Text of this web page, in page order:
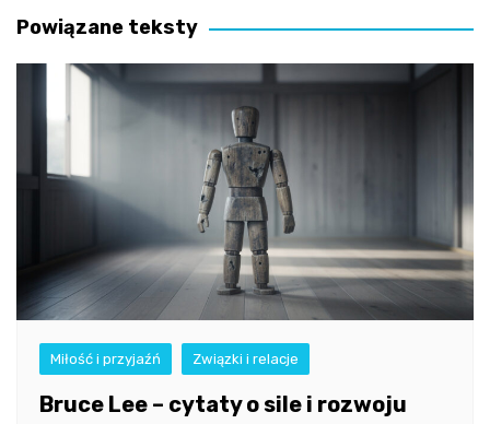
Powiązane teksty
Miłość i przyjaźń Związki i relacje
Bruce Lee – cytaty o sile i rozwoju